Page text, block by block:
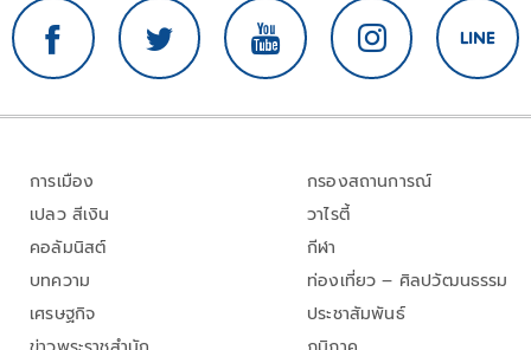
การเมือง
เปลว สีเงิน
คอลัมนิสต์
บทความ
เศรษฐกิจ
กรองสถานการณ์
วาไรตี้
กีฬา
ท่องเที่ยว – ศิลปวัฒนธรรม
ประชาสัมพันธ์